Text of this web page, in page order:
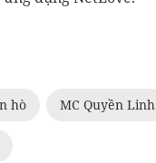
hò MC Quyền Linh